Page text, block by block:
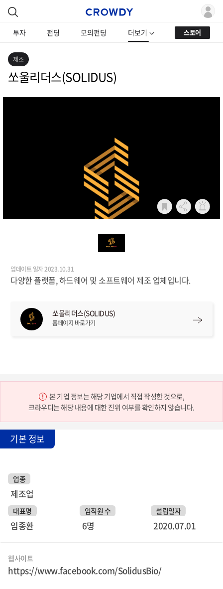
투자 펀딩 모의펀딩 더보기 스토어
제조
쏘울리더스(SOLIDUS)
업데이트 일자 2023.10.31
다양한 플랫폼, 하드웨어 및 소프트웨어 제조 업체입니다.
쏘울리더스(SOLIDUS)
홈페이지 바로가기
본 기업 정보는 해당 기업에서 직접 작성한 것으로,
크라우디는 해당 내용에 대한 진위 여부를 확인하지 않습니다.
기본 정보
업종
제조업
대표명
임종환
임직원 수
6명
설립일자
2020.07.01
웹사이트
https://www.facebook.com/SolidusBio/